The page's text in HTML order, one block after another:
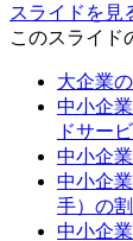
スライドを見
このスライド
大企業
中小企
ドサー
中小企
中小企
手）の
中小企